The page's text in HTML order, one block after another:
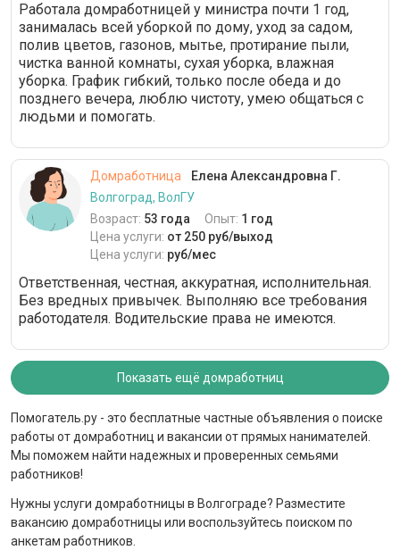
Работала домработницей у министра почти 1 год,
занималась всей уборкой по дому, уход за садом,
полив цветов, газонов, мытье, протирание пыли,
чистка ванной комнаты, сухая уборка, влажная
уборка. График гибкий, только после обеда и до
позднего вечера, люблю чистоту, умею общаться с
людьми и помогать.
Домработница
Елена Александровна Г.
Волгоград, ВолГУ
Возраст: 53 года Опыт: 1 год
Цена услуги: от 250 руб/выход
Цена услуги: руб/мес
Ответственная, честная, аккуратная, исполнительная.
Без вредных привычек. Выполняю все требования
работодателя. Водительские права не имеются.
Показать ещё домработниц
Помогатель.ру - это бесплатные частные объявления о поиске
работы от домработниц и вакансии от прямых нанимателей.
Мы поможем найти надежных и проверенных семьями
работников!
Нужны услуги домработницы в Волгограде? Разместите
вакансию домработницы или воспользуйтесь поиском по
анкетам работников.